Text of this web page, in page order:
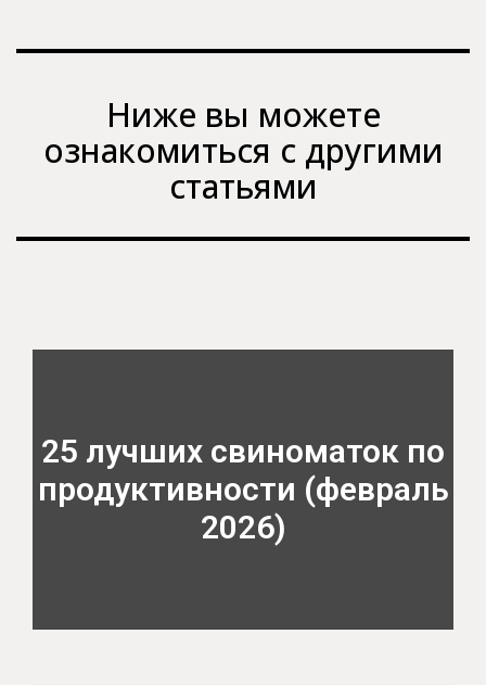
Ниже вы можете
ознакомиться с другими
статьями
25 лучших свиноматок по
продуктивности (февраль
2026)